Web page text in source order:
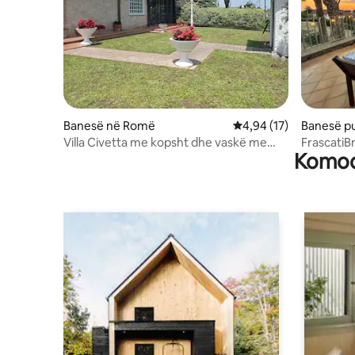
Banesë në Romë Vlerësimi mesatar
4,94 (17)
Villa Civetta me kopsht dhe vaskë me
Banesë
zio
Roma>